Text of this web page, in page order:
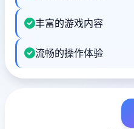
丰富的游戏内容
流畅的操作体验